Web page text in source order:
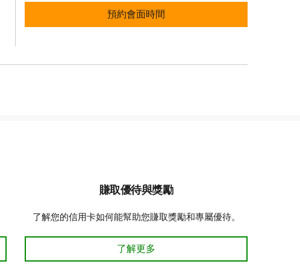
預約會面時間
預約會面時間
賺取優待與獎勵
了解您的信用卡如何能幫助您賺取獎勵和專屬優待。
贏取優惠與獎勵 了解更多
了解更多